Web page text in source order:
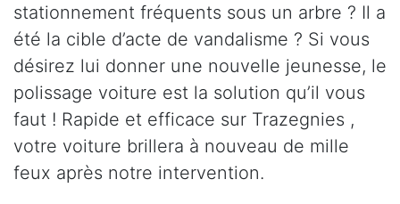
stationnement fréquents sous un arbre ? Il a
été la cible d’acte de vandalisme ? Si vous
désirez lui donner une nouvelle jeunesse, le
polissage voiture est la solution qu’il vous
faut ! Rapide et efficace sur Trazegnies ,
votre voiture brillera à nouveau de mille
feux après notre intervention.